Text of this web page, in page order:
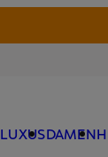
ZUM
LUXUSDAMEN